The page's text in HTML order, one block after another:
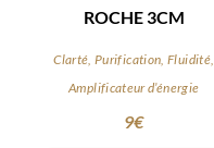
ROCHE 3CM
Clarté, Purification, Fluidité,
Amplificateur d’énergie
9€